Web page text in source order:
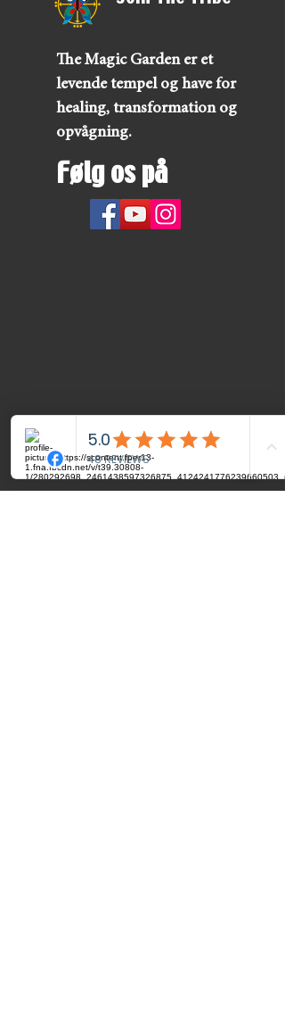
The Magic Garden er et
levende tempel og have for
healing, transformation og
opvågning.
Følg os på